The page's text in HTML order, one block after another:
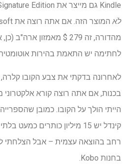
Kindle גם מייצר את Kindle Colorsoft Signature Edition, כלומר
לֹא המוצר הזה. אם אתה רוצה את Kindle Colorsoft
מהדורה, זה 279 $ מאמזון
לחתימה יש התאמת בהירות
בכנות, אם אתה רוצה קורא
הייתי הולך על הקובו. כמובן
קינדל יש 15 מיליון כותרים
בחנות Kobo.